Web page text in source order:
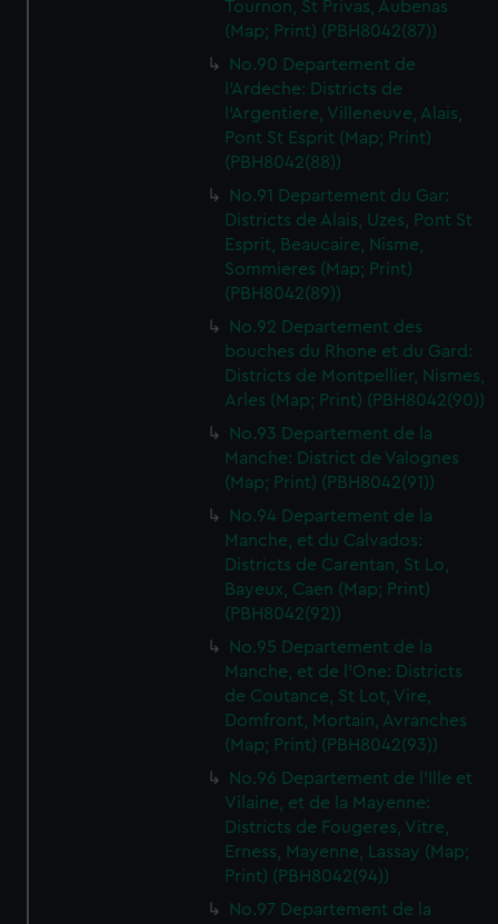
Tournon, St Privas, Aubenas
(Map; Print) (PBH8042(87))
No.90 Departement de
l'Ardeche: Districts de
l'Argentiere, Villeneuve, Alais,
Pont St Esprit (Map; Print)
(PBH8042(88))
No.91 Departement du Gar:
Districts de Alais, Uzes, Pont St
Esprit, Beaucaire, Nisme,
Sommieres (Map; Print)
(PBH8042(89))
No.92 Departement des
bouches du Rhone et du Gard:
Districts de Montpellier, Nismes,
Arles (Map; Print) (PBH8042(90))
No.93 Departement de la
Manche: District de Valognes
(Map; Print) (PBH8042(91))
No.94 Departement de la
Manche, et du Calvados:
Districts de Carentan, St Lo,
Bayeux, Caen (Map; Print)
(PBH8042(92))
No.95 Departement de la
Manche, et de l'One: Districts
de Coutance, St Lot, Vire,
Domfront, Mortain, Avranches
(Map; Print) (PBH8042(93))
No.96 Departement de l'Ille et
Vilaine, et de la Mayenne:
Districts de Fougeres, Vitre,
Erness, Mayenne, Lassay (Map;
Print) (PBH8042(94))
No.97 Departement de la